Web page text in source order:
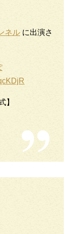
ネル に出演さ
】